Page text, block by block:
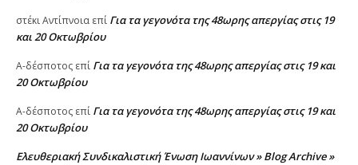
στέκι Αντίπνοια επί Για τα γεγονότα της 48ωρης απεργίας στις 19
και 20 Οκτωβρίου
A-δέσποτος επί Για τα γεγονότα της 48ωρης απεργίας στις 19 και
20 Οκτωβρίου
A-δέσποτος επί Για τα γεγονότα της 48ωρης απεργίας στις 19 και
20 Οκτωβρίου
Ελευθεριακή Συνδικαλιστική Ένωση Ιωαννίνων » Blog Archive »